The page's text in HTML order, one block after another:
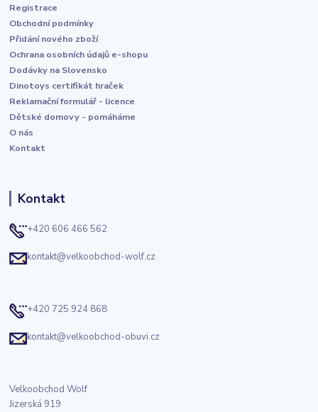
Registrace
Obchodní podmínky
Přidání nového zboží
Ochrana osobních údajů e-shopu
Dodávky na Slovensko
Dinotoys certifikát hraček
Reklamační formulář - licence
Dětské domovy - pomáháme
O nás
Kontakt
Kontakt
+420 606 466 562
kontakt@velkoobchod-wolf.cz
+420 725 924 868
kontakt@velkoobchod-obuvi.cz
Velkoobchod Wolf
Jizerská 919